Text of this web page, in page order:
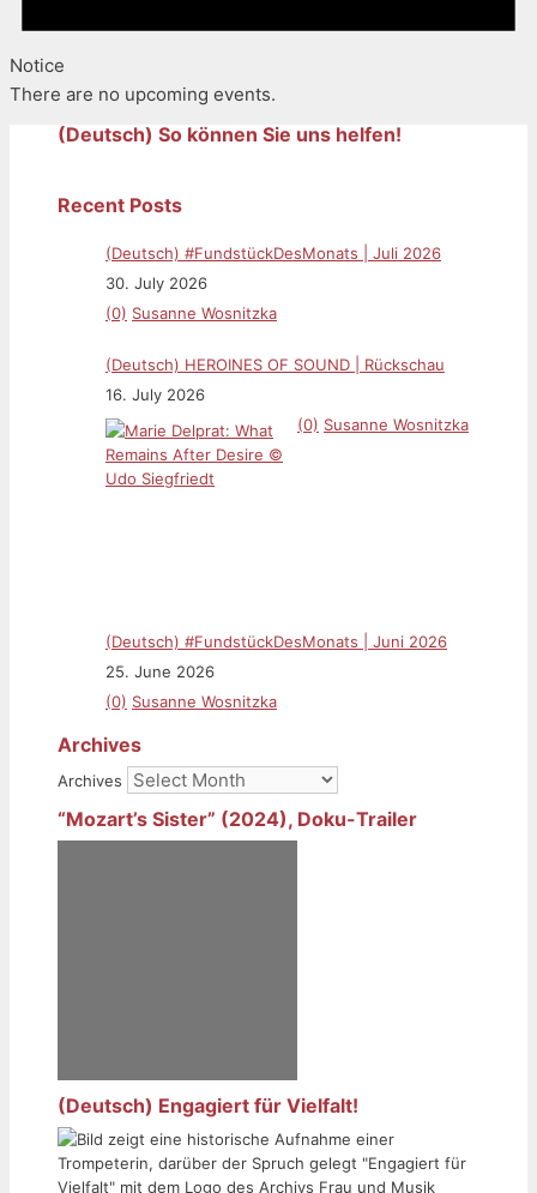
Notice
There are no upcoming events.
(Deutsch) So können Sie uns helfen!
Recent Posts
(Deutsch) #FundstückDesMonats | Juli 2026
30. July 2026
(0) Susanne Wosnitzka
(Deutsch) HEROINES OF SOUND | Rückschau
16. July 2026
(0) Susanne Wosnitzka
(Deutsch) #FundstückDesMonats | Juni 2026
25. June 2026
(0) Susanne Wosnitzka
Archives
Archives
“Mozart’s Sister” (2024), Doku-Trailer
(Deutsch) Engagiert für Vielfalt!